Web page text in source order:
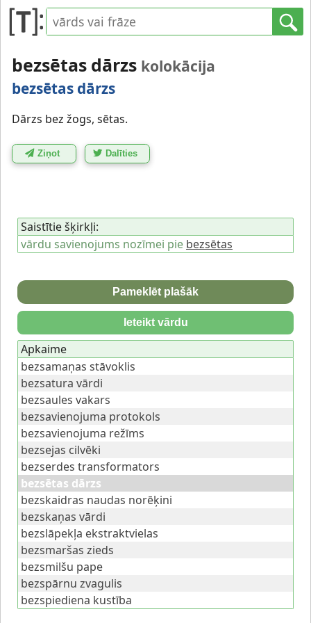
bezsētas dārzs kolokācija
bezsētas dārzs
Dārzs bez žogs, sētas.
Ziņot Dalīties
Saistītie šķirkļi:
vārdu savienojums nozīmei pie bezsētas
Pameklēt plašāk
Ieteikt vārdu
Apkaime
bezsamaņas stāvoklis
bezsatura vārdi
bezsaules vakars
bezsavienojuma protokols
bezsavienojuma režīms
bezsejas cilvēki
bezserdes transformators
bezsētas dārzs
bezskaidras naudas norēķini
bezskaņas vārdi
bezslāpekļa ekstraktvielas
bezsmaršas zieds
bezsmilšu pape
bezspārnu zvagulis
bezspiediena kustība